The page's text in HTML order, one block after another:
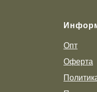
Опт
Оферта